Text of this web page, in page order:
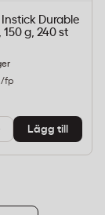
Durable
g, 240 st
/fp
Lägg till